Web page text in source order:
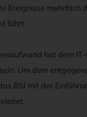
Ereignisse mehrfach
führt.
hat dem
Um dem
BSI mit der